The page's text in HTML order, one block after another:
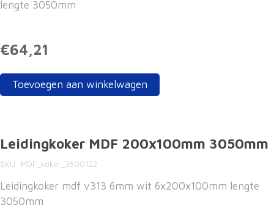
lengte 3050mm
€64,21
Toevoegen aan winkelwagen
Leidingkoker MDF 200x100mm 3050mm
SKU MDF_koker_3500122
Leidingkoker mdf v313 6mm wit 6x200x100mm lengte
3050mm